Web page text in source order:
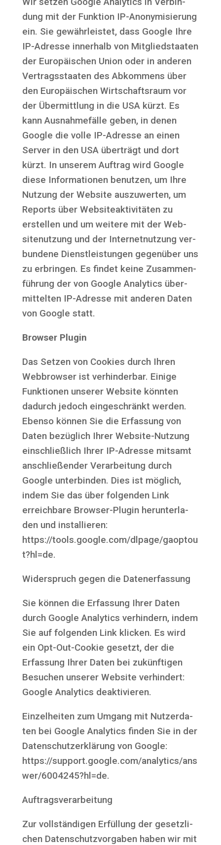
dung mit der Funk­ti­on IP-Anony­mi­sie­rung
ein. Sie gewähr­leis­tet, dass Goog­le Ihre
IP-Adres­se inner­halb von Mit­glied­staa­ten
der Euro­päi­schen Uni­on oder in ande­ren
Ver­trags­staa­ten des Abkom­mens über
den Euro­päi­schen Wirt­schafts­raum vor
der Über­mitt­lung in die USA kürzt. Es
kann Aus­nah­me­fäl­le geben, in denen
Goog­le die vol­le IP-Adres­se an einen
Ser­ver in den USA über­trägt und dort
kürzt. In unse­rem Auf­trag wird Goog­le
die­se Infor­ma­tio­nen benut­zen, um Ihre
Nut­zung der Web­site aus­zu­wer­ten, um
Reports über Web­site­ak­ti­vi­tä­ten zu
erstel­len und um wei­te­re mit der Web­
site­nut­zung und der Inter­net­nut­zung ver­
bun­de­ne Dienst­leis­tun­gen gegen­über uns
zu erbrin­gen. Es fin­det kei­ne Zusam­men­
füh­rung der von Goog­le Ana­ly­tics über­
mit­tel­ten IP-Adres­se mit ande­ren Daten
von Goog­le statt.
Brow­ser Plugin
Das Set­zen von Coo­kies durch Ihren
Web­brow­ser ist ver­hin­der­bar. Eini­ge
Funk­tio­nen unse­rer Web­site könn­ten
dadurch jedoch ein­ge­schränkt wer­den.
Eben­so kön­nen Sie die Erfas­sung von
Daten bezüg­lich Ihrer Web­site-Nut­zung
ein­schließ­lich Ihrer IP-Adres­se mit­samt
anschlie­ßen­der Ver­ar­bei­tung durch
Goog­le unter­bin­den. Dies ist mög­lich,
indem Sie das über fol­gen­den Link
erreich­ba­re Brow­ser-Plug­in her­un­ter­la­
den und instal­lie­ren:
https://tools.google.com/dlpage/gaoptou
t?hl=de.
Wider­spruch gegen die Datenerfassung
Sie kön­nen die Erfas­sung Ihrer Daten
durch Goog­le Ana­ly­tics ver­hin­dern, indem
Sie auf fol­gen­den Link kli­cken. Es wird
ein Opt-Out-Coo­kie gesetzt, der die
Erfas­sung Ihrer Daten bei zukünf­ti­gen
Besu­chen unse­rer Web­site ver­hin­dert:
Goog­le Ana­ly­tics deaktivieren.
Ein­zel­hei­ten zum Umgang mit Nut­zer­da­
ten bei Goog­le Ana­ly­tics fin­den Sie in der
Daten­schutz­er­klä­rung von Goog­le:
https://support.google.com/analytics/ans
wer/6004245?hl=de.
Auf­trags­ver­ar­bei­tung
Zur voll­stän­di­gen Erfül­lung der gesetz­li­
chen Daten­schutz­vor­ga­ben haben wir mit